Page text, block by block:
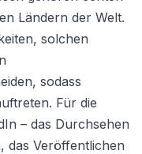
Ländern der Welt.
solchen
sodass
Für die
– das Durchsehen
das Veröffentlichen